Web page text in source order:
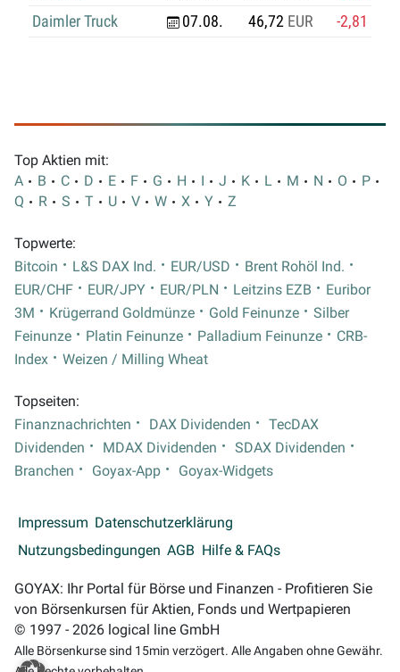
Daimler Truck
07.08. 46,72 EUR -2,81
Top Aktien mit:
A
B C D E F G H I J K L M N O
P
Q
R S T U V W X Y Z
Topwerte:
Bitcoin
L&S DAX Ind. EUR/USD
Brent Rohöl Ind.
EUR/CHF
EUR/JPY EUR/PLN Leitzins EZB
Euribor
3M
Krügerrand Goldmünze Gold Feinunze
Silber
Feinunze
Platin Feinunze Palladium Feinunze
CRB-
Index
Weizen / Milling Wheat
Topseiten:
Finanznachrichten
DAX Dividenden
TecDAX
Dividenden
MDAX Dividenden
SDAX Dividenden
Branchen
Goyax-App Goyax-Widgets
Impressum Datenschutzerklärung
Nutzungsbedingungen AGB Hilfe & FAQs
GOYAX: Ihr Portal für Börse und Finanzen - Profitieren Sie
von Börsenkursen für Aktien, Fonds und Wertpapieren
© 1997 - 2026 logical line GmbH
Alle Börsenkurse sind 15min verzögert. Alle Angaben ohne Gewähr.